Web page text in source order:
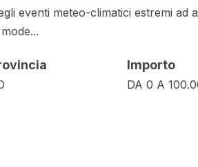
eventi meteo-climatici estremi
Importo
DA 0 A